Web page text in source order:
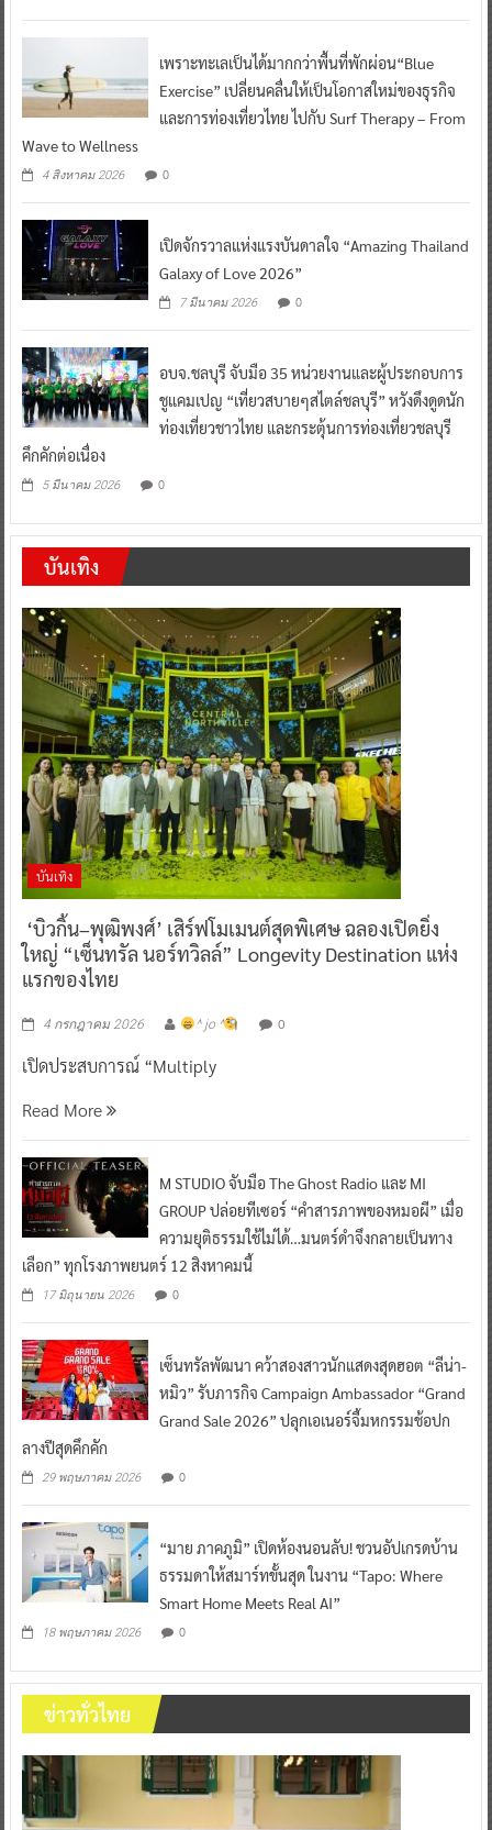
เพราะทะเลเป็นได้มากกว่าพื้นที่พักผ่อน“Blue
Exercise” เปลี่ยนคลื่นให้เป็นโอกาสใหม่ของธุรกิจ
และการท่องเที่ยวไทย ไปกับ Surf Therapy – From
Wave to Wellness
4 สิงหาคม 2026 0
เปิดจักรวาลแห่งแรงบันดาลใจ “Amazing Thailand
Galaxy of Love 2026”
7 มีนาคม 2026 0
อบจ.ชลบุรี จับมือ 35 หน่วยงานและผู้ประกอบการ
ชูแคมเปญ “เที่ยวสบายๆสไตล์ชลบุรี” หวังดึงดูดนัก
ท่องเที่ยวชาวไทย และกระตุ้นการท่องเที่ยวชลบุรี
คึกคักต่อเนื่อง
5 มีนาคม 2026 0
บันเทิง
บันเทิง
‘บิวกิ้น–พุฒิพงศ์’ เสิร์ฟโมเมนต์สุดพิเศษ ฉลองเปิดยิ่ง
ใหญ่ “เซ็นทรัล นอร์ทวิลล์” Longevity Destination แห่ง
แรกของไทย
4 กรกฎาคม 2026 ^ jo ^ 0
เปิดประสบการณ์ “Multiply
Read More
M STUDIO จับมือ The Ghost Radio และ MI
GROUP ปล่อยทีเซอร์ “คำสารภาพของหมอผี” เมื่อ
ความยุติธรรมใช้ไม่ได้…มนตร์ดำจึงกลายเป็นทาง
เลือก” ทุกโรงภาพยนตร์ 12 สิงหาคมนี้
17 มิถุนายน 2026 0
เซ็นทรัลพัฒนา คว้าสองสาวนักแสดงสุดฮอต “ลีน่า-
หมิว” รับภารกิจ Campaign Ambassador “Grand
Grand Sale 2026” ปลุกเอเนอร์จี้มหกรรมช้อปก
ลางปีสุดคึกคัก
29 พฤษภาคม 2026 0
“มาย ภาคภูมิ” เปิดห้องนอนลับ! ชวนอัปเกรดบ้าน
ธรรมดาให้สมาร์ทขั้นสุด ในงาน “Tapo: Where
Smart Home Meets Real AI”
18 พฤษภาคม 2026 0
ข่าวทั่วไทย